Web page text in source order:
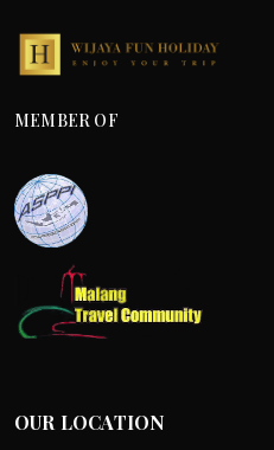
MEMBER OF
OUR LOCATION